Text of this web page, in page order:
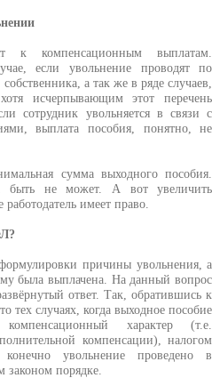
к компенсационным выплатам.
если увольнение проводят по
а так же в ряде случаев,
исчерпывающим этот перечень
сотрудник увольняется в связи с
выплата пособия, понятно, не
сумма выходного пособия.
быть не может. А вот увеличить
имеет право.
причины увольнения, а
была выплачена. На данный вопрос
ответ. Так, обратившись к
тех случаях, когда выходное пособие
характер (т.е.
компенсации), налогом
увольнение проведено в
законом порядке.